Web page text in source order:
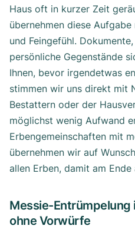
Haus oft in kurzer Zeit
übernehmen diese
und Feingefühl.
persönliche Gegenstände
Ihnen, bevor irgendetwas
stimmen wir uns direkt mit
Bestattern oder der
möglichst wenig Aufwand
Erbengemeinschaften mit
übernehmen wir auf
allen Erben, damit am
Messie-
ohne Vorwürfe